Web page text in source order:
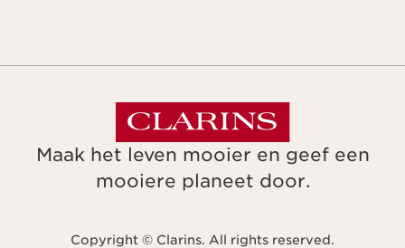
Maak het leven mooier en geef een
mooiere planeet door.
Copyright © Clarins. All rights reserved.